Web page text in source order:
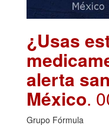
¿Usas
alerta
México.
Grupo Fórmula